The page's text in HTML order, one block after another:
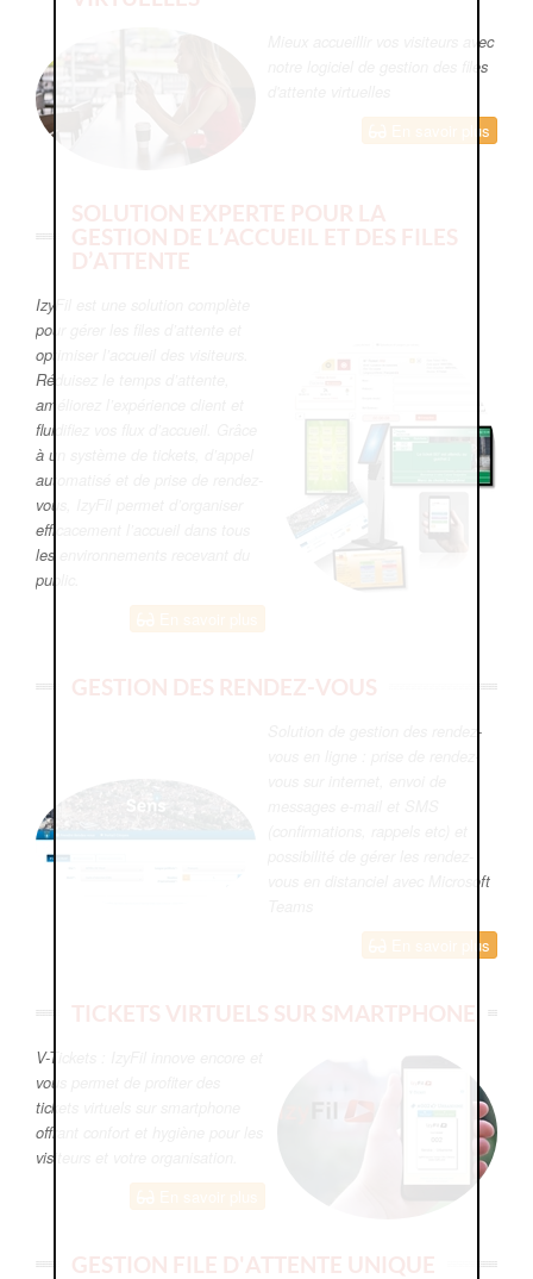
Mieux accueillir vos visiteurs avec
notre logiciel de gestion des files
En savoir plus
SOLUTION EXPERTE POUR LA
GESTION DE L’ACCUEIL ET DES FILES
D’ATTENTE
IzyFil est une solution complète
pour gérer les files d’attente et
optimiser l’accueil des visiteurs.
Réduisez le temps d’attente,
améliorez l’expérience client et
fluidifiez vos flux d’accueil. Grâce
à un système de tickets, d’appel
automatisé et de prise de rendez-
vous, IzyFil permet d’organiser
efficacement l’accueil dans tous
les environnements recevant du
public.
GESTION DES RENDEZ-VOUS
Solution de gestion des rendez-
vous en distanciel avec Microsoft
En savoir plus
TICKETS VIRTUELS SUR SMARTPHONE
V-Tickets : IzyFil innove encore et
vous permet de profiter des
tickets virtuels sur smartphone
offrant confort et hygiène pour les
visiteurs et votre organisation.
GESTION FILE D'ATTENTE UNIQUE